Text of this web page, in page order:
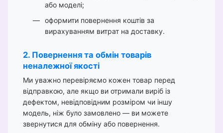
або моделі;
оформити повернення коштів за
вирахуванням витрат на доставку.
2. Повернення та обмін товарів
неналежної якості
Ми уважно перевіряємо кожен товар перед
відправкою, але якщо ви отримали виріб із
дефектом, невідповідним розміром чи іншу
модель, ніж було замовлено — ви можете
звернутися для обміну або повернення.